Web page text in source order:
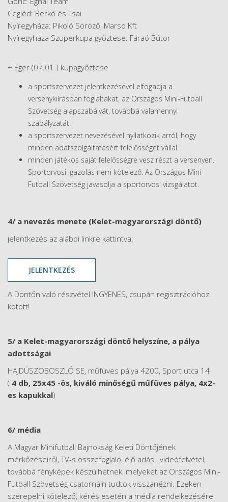
​Cegléd: Berkó és Tsai
Nyíregyháza: Pikoló Söröző, Marso Kft
Nyíregyháza Szuperkupa győztese: Fáraó Bútor
+ Eger (07.01.) kupagyőztese
a sportszervezet jelentkezésével elfogadja a
versenykiírásban foglaltakat, az Országos Mini-Futball
Szövetség alapszabályát, továbbá valamennyi
szabályzatát.
a sportszervezet nevezésével nyilatkozik arról, hogy
minden adatszolgáltatásért felelősséget vállal.
minden játékos saját felelősségre vesz részt a versenyen.
Sportorvosi igazolás nem kötelező. Az Országos Mini-
Futball Szövetség javasolja a sportorvosi vizsgálatot.
4/ a nevezés menete (Kelet-magyarországi döntő)
jelentkezés az alábbi linkre kattintva:
JELENTKEZÉS
A Döntőn való részvétel INGYENES, csupán regisztrációhoz
kötött!
5/ a Kelet-magyarországi döntő helyszíne, a pálya
adottságai
HAJDÚSZOBOSZLÓ SE, műfüves pálya 4200, Sport utca 14
( 4 db, 25x45 -ös, kiváló minőségű műfüves pálya, 4x2-
es kapukkal)
6/ média
A Magyar Minifutball Bajnokság Keleti Döntőjének
mérkőzéseiről, TV-s összefoglaló, élő adás, videófelvétel,
továbbá fényképek készülhetnek, melyeket az Országos Mini-
Futball Szövetség csatornáin tudtok visszanézni. Ezeken
szerepelni kötelező, kérés esetén a média rendelkezésére